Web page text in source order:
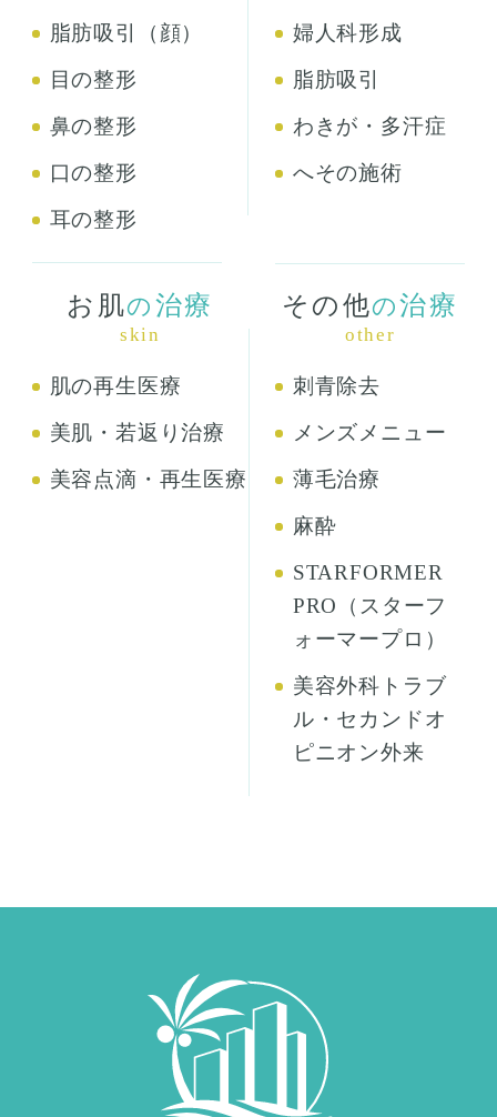
脂肪吸引（顔）
目の整形
鼻の整形
口の整形
耳の整形
婦人科形成
脂肪吸引
わきが・多汗症
へその施術
お肌の 治療
skin
肌の再生医療
美肌・若返り治療
美容点滴・再生医療
その他の治療
other
刺青除去
メンズメニュー
薄毛治療
麻酔
STARFORMER
PRO（スターフ
ォーマープロ）
美容外科トラブ
ル・セカンドオ
ピニオン外来